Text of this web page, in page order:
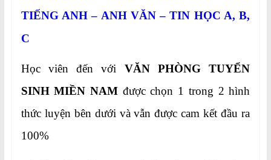
TIẾNG ANH – ANH VĂN – TIN HỌC A, B,
C
Học viên đến với VĂN PHÒNG TUYỂN
SINH MIỀN NAM được chọn 1 trong 2 hình
thức luyện bên dưới và vẫn được cam kết đầu ra
100%